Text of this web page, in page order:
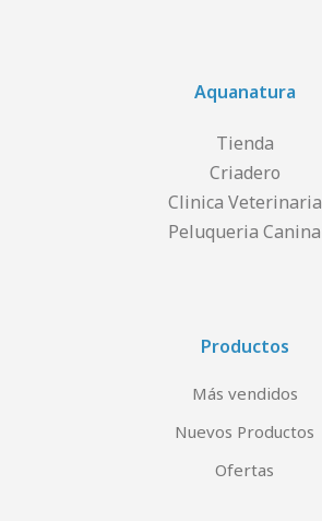
Aquanatura
Tienda
Criadero
Clinica Veterinaria
Peluqueria Canina
Productos
Más vendidos
Nuevos Productos
Ofertas